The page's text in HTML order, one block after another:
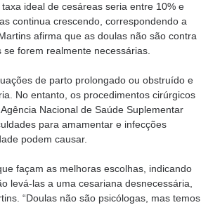
ideal de cesáreas seria entre 10% e
continua crescendo, correspondendo a
afirma que as doulas não são contra
forem realmente necessárias.
de parto prolongado ou obstruído e
No entanto, os procedimentos cirúrgicos
Nacional de Saúde Suplementar
para amamentar e infecções
podem causar.
façam as melhoras escolhas, indicando
levá-las a uma cesariana desnecessária,
“Doulas não são psicólogas, mas temos